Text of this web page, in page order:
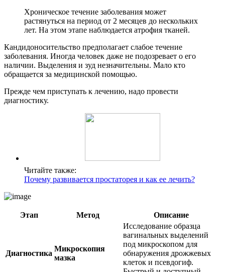
Хроническое течение заболевания может
растянуться на период от 2 месяцев до нескольких
лет. На этом этапе наблюдается атрофия тканей.
Кандидоносительство предполагает слабое течение
заболевания. Иногда человек даже не подозревает о его
наличии. Выделения и зуд незначительны. Мало кто
обращается за медицинской помощью.
Прежде чем приступать к лечению, надо провести
диагностику.
Читайте также:
Почему развивается простаторея и как ее лечить?
Этап Метод Описание
Диагностика
Микроскопия
мазка
Исследование образца
вагинальных выделений
под микроскопом для
обнаружения дрожжевых
клеток и псевдогиф.